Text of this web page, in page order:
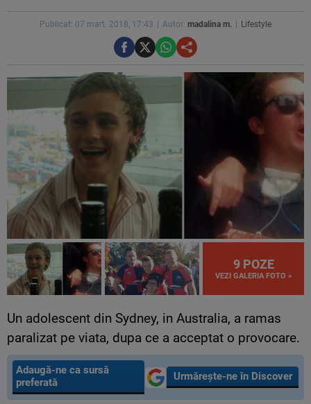
Publicat: 07 mart. 2018, 17:43 Autor: madalina m. Lifestyle
9 POZE
VEZI GALERIA FOTO »
Un adolescent din Sydney, in Australia, a ramas
paralizat pe viata, dupa ce a acceptat o provocare.
Adaugă-ne ca sursă
preferată
Urmărește-ne în Discover